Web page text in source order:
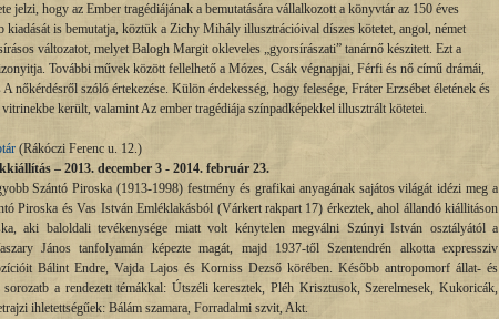
jelzi, hogy az Ember tragédiájának a bemutatására vállalkozott a könyvtár az 150 éves
is bemutatja, köztük a Zichy Mihály illusztrációival díszes kötetet, angol, német
változatot, melyet Balogh Margit okleveles „gyorsírászati” tanárnő készitett. Ezt a
További művek között fellelhető a Mózes, Csák végnapjai, Férfi és nő című drámái,
nőkérdésről szóló értekezése. Külön érdekesség, hogy felesége, Fráter Erzsébet életének és
került, valamint Az ember tragédiája színpadképekkel illusztrált kötetei.
(Rákóczi Ferenc u. 12.)
– 2013. december 3 - 2014. február 23.
Szántó Piroska (1913-1998) festmény és grafikai anyagának sajátos világát idézi meg a
Piroska és Vas István Emléklakásból (Várkert rakpart 17) érkeztek, ahol állandó kiállitáson
aki baloldali tevékenysége miatt volt kénytelen megválni Szúnyi István osztályától a
János tanfolyamán képezte magát, majd 1937-től Szentendrén alkotta expressziv
Bálint Endre, Vajda Lajos és Korniss Dezső körében. Később antropomorf állat- és
sorozatb a rendezett témákkal: Útszéli keresztek, Pléh Krisztusok, Szerelmesek, Kukoricák,
ihletettségűek: Bálám szamara, Forradalmi szvit, Akt.